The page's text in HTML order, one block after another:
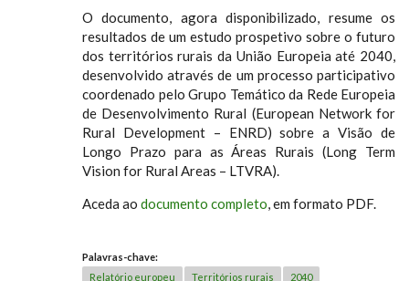
O documento, agora disponibilizado, resume os
resultados de um estudo prospetivo sobre o futuro
dos territórios rurais da União Europeia até 2040,
desenvolvido através de um processo participativo
coordenado pelo Grupo Temático da Rede Europeia
de Desenvolvimento Rural (European Network for
Rural Development – ENRD) sobre a Visão de
Longo Prazo para as Áreas Rurais (Long Term
Vision for Rural Areas – LTVRA).
Aceda ao documento completo, em formato PDF.
Palavras-chave:
Relatório europeu
Territórios rurais 2040